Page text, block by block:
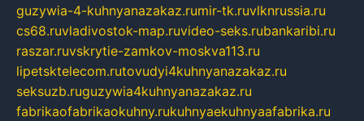
guzywia-4-kuhnyanazakaz.rumir-tk.ruvlknrussia.ru
cs68.ruvladivostok-map.ruvideo-seks.rubankaribi.ru
raszar.ruvskrytie-zamkov-moskva113.ru
lipetsktelecom.rutovudyi4kuhnyanazakaz.ru
seksuzb.ruguzywia4kuhnyanazakaz.ru
fabrikaofabrikaokuhny.rukuhnyaekuhnyaafabrika.ru